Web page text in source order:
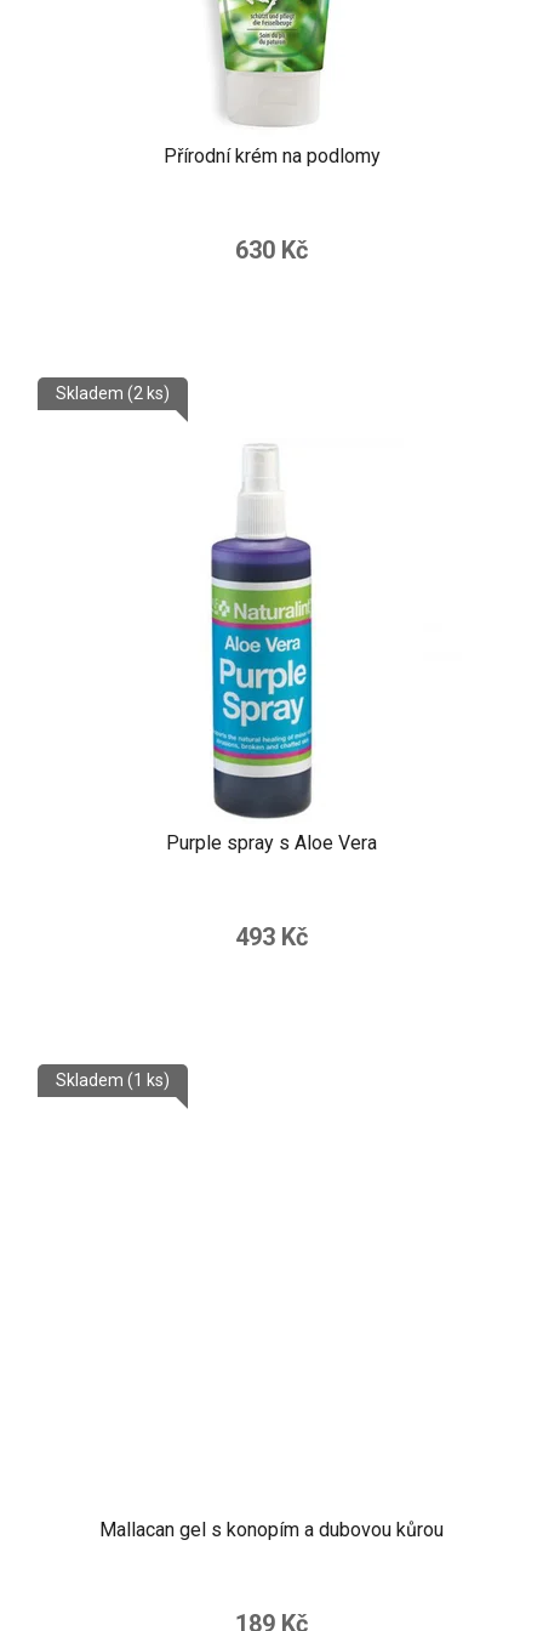
Přírodní krém na podlomy
630 Kč
Purple spray s Aloe Vera
Skladem (2 ks)
493 Kč
Mallacan gel s konopím a dubovou kůrou
Skladem (1 ks)
189 Kč